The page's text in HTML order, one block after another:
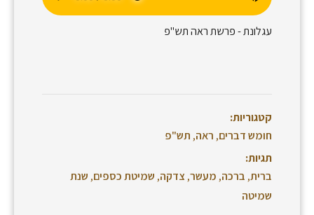
עגלונת - פרשת ראה תש"פ
קטגוריות:
חומש דברים, ראה, תש"פ
תגיות:
ברית, ברכה, מעשר, צדקה, שמיטת כספים, שנת
שמיטה